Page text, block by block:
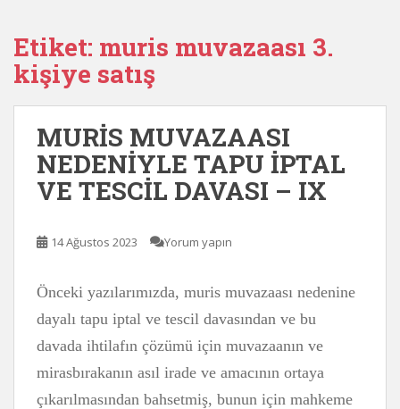
Etiket: muris muvazaası 3.
kişiye satış
MURİS MUVAZAASI
NEDENİYLE TAPU İPTAL
VE TESCİL DAVASI – IX
14 Ağustos 2023 Yorum yapın
Önceki yazılarımızda, muris muvazaası nedenine
dayalı tapu iptal ve tescil davasından ve bu
davada ihtilafın çözümü için muvazaanın ve
mirasbırakanın asıl irade ve amacının ortaya
çıkarılmasından bahsetmiş, bunun için mahkeme